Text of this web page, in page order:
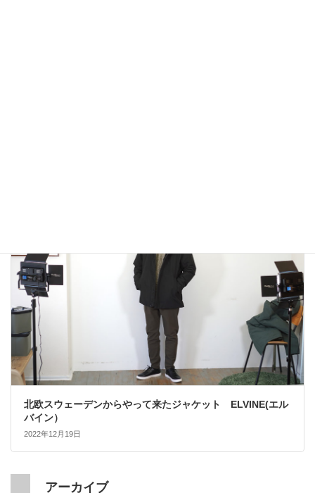
北欧スウェーデンからやって来たジャケット ELVINE(エル
バイン）
2022年12月19日
アーカイブ